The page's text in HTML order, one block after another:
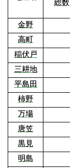
総数
金野
高町
稲伏戸
三耕地
平島田
柿野
万場
唐笠
黒見
明島